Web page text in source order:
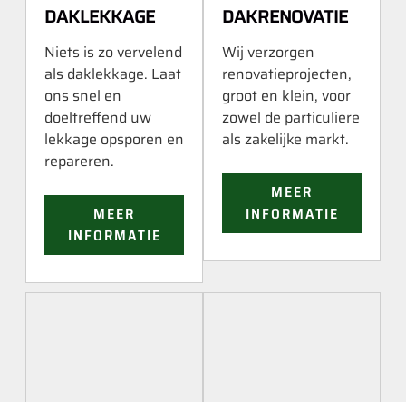
DAKLEKKAGE
Niets is zo vervelend
als daklekkage. Laat
ons snel en
doeltreffend uw
lekkage opsporen en
repareren.
MEER
INFORMATIE
DAKRENOVATIE
Wij verzorgen
renovatieprojecten,
groot en klein, voor
zowel de particuliere
als zakelijke markt.
MEER
INFORMATIE